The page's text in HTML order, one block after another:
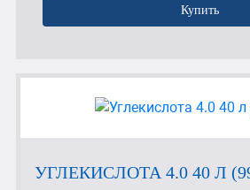
Купить
УГЛЕКИСЛОТА 4.0 40 Л